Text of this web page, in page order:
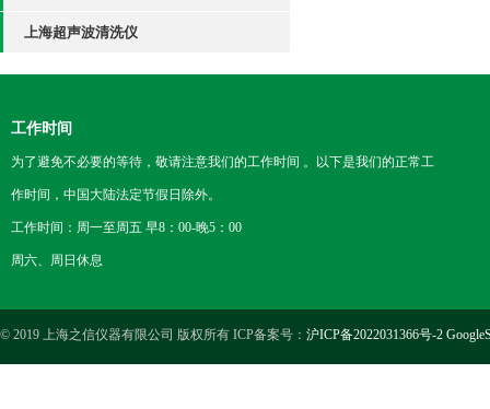
上海超声波清洗仪
工作时间
为了避免不必要的等待，敬请注意我们的工作时间 。以下是我们的正常工
作时间，中国大陆法定节假日除外。
工作时间：周一至周五 早8：00-晚5：00
周六、周日休息
© 2019 上海之信仪器有限公司 版权所有 ICP备案号： 沪ICP备2022031366号-2